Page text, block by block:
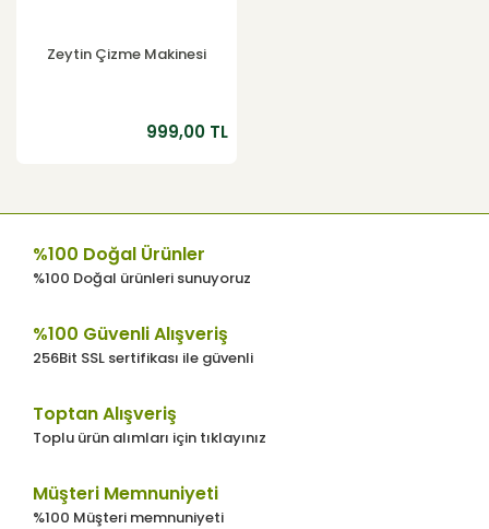
Zeytin Çizme Makinesi
999,00 TL
%100 Doğal Ürünler
%100 Doğal ürünleri sunuyoruz
%100 Güvenli Alışveriş
256Bit SSL sertifikası ile güvenli
Toptan Alışveriş
Toplu ürün alımları için tıklayınız
Müşteri Memnuniyeti
%100 Müşteri memnuniyeti